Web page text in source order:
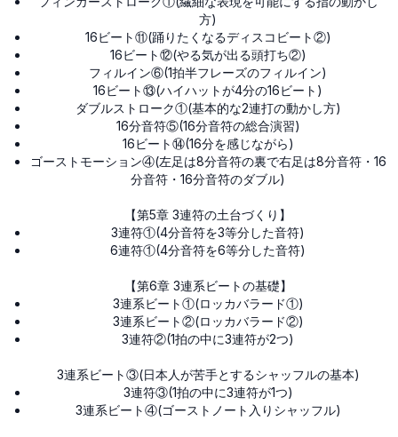
方)
16ビート⑪(踊りたくなるディスコビート②)
16ビート⑫(やる気が出る頭打ち②)
フィルイン⑥(1拍半フレーズのフィルイン)
16ビート⑬(ハイハットが4分の16ビート)
ダブルストローク①(基本的な2連打の動かし方)
16分音符⑤(16分音符の総合演習)
16ビート⑭(16分を感じながら)
ゴーストモーション④(左足は8分音符の裏で右足は8分音符・16
分音符・16分音符のダブル)
【第5章 3連符の土台づくり】
3連符①(4分音符を3等分した音符)
6連符①(4分音符を6等分した音符)
【第6章 3連系ビートの基礎】
3連系ビート①(ロッカバラード①)
3連系ビート②(ロッカバラード②)
3連符②(1拍の中に3連符が2つ)
3連系ビート③(日本人が苦手とするシャッフルの基本)
3連符③(1拍の中に3連符が1つ)
3連系ビート④(ゴーストノート入りシャッフル)